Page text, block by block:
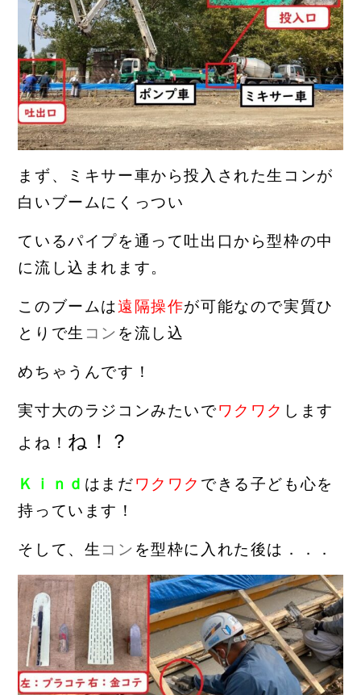
ま ず、ミキサー車から投入された生コンが
白いブームにくっつい
ているパイプを通って吐出口から型枠の中
に流し込まれます。
このブームは遠隔操作が可能なので実質ひ
とりで生 コン を流し込
めちゃうんです！
実寸大のラジコンみたいでワクワク します
よね！ ね！？
Ｋｉｎｄ はまだワクワク できる子ども心を
持っています！
そして、生 コン を型枠に入れた後は．．．